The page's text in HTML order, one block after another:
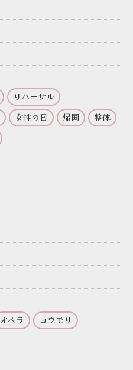
リハーサル
女性の日 帰国
整体
オペラ
コウモリ